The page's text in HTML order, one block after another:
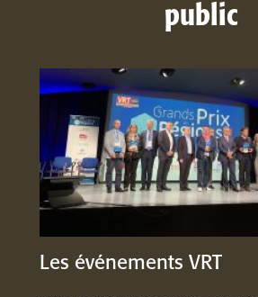
public
Les événements VRT